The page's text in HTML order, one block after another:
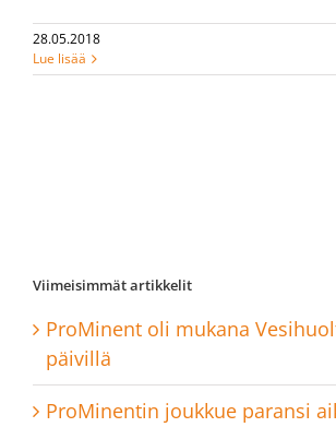
28.05.2018
Lue lisää
Viimeisimmät artikkelit
ProMinent oli mukana
päivillä
ProMinentin joukkue paransi